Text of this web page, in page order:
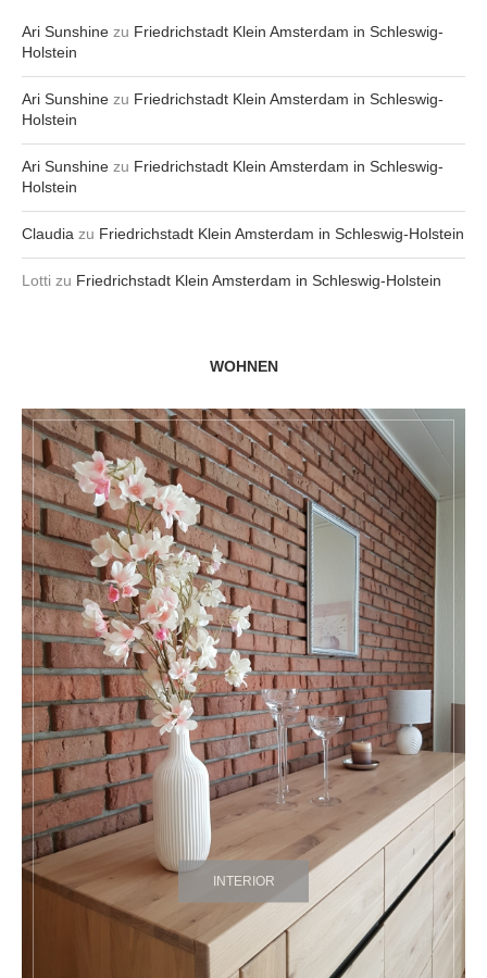
Ari Sunshine zu Friedrichstadt Klein Amsterdam in Schleswig-
Holstein
Ari Sunshine zu Friedrichstadt Klein Amsterdam in Schleswig-
Holstein
Ari Sunshine zu Friedrichstadt Klein Amsterdam in Schleswig-
Holstein
Claudia zu Friedrichstadt Klein Amsterdam in Schleswig-Holstein
Lotti zu Friedrichstadt Klein Amsterdam in Schleswig-Holstein
WOHNEN
INTERIOR